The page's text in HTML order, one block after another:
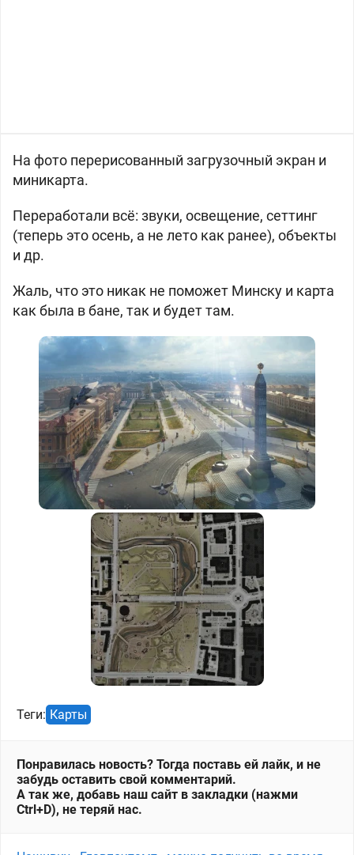
На фото перерисованный загрузочный экран и
миникарта.
Переработали всё: звуки, освещение, сеттинг
(теперь это осень, а не лето как ранее), объекты
и др.
Жаль, что это никак не поможет Минску и карта
как была в бане, так и будет там.
Теги: Карты
Понравилась новость? Тогда поставь ей лайк, и не
забудь оставить свой комментарий.
А так же, добавь наш сайт в закладки (нажми
Ctrl+D), не теряй нас.